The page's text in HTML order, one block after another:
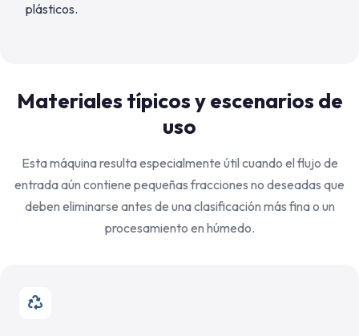
plásticos.
Materiales típicos y escenarios de
uso
Esta máquina resulta especialmente útil cuando el flujo de
entrada aún contiene pequeñas fracciones no deseadas que
deben eliminarse antes de una clasificación más fina o un
procesamiento en húmedo.